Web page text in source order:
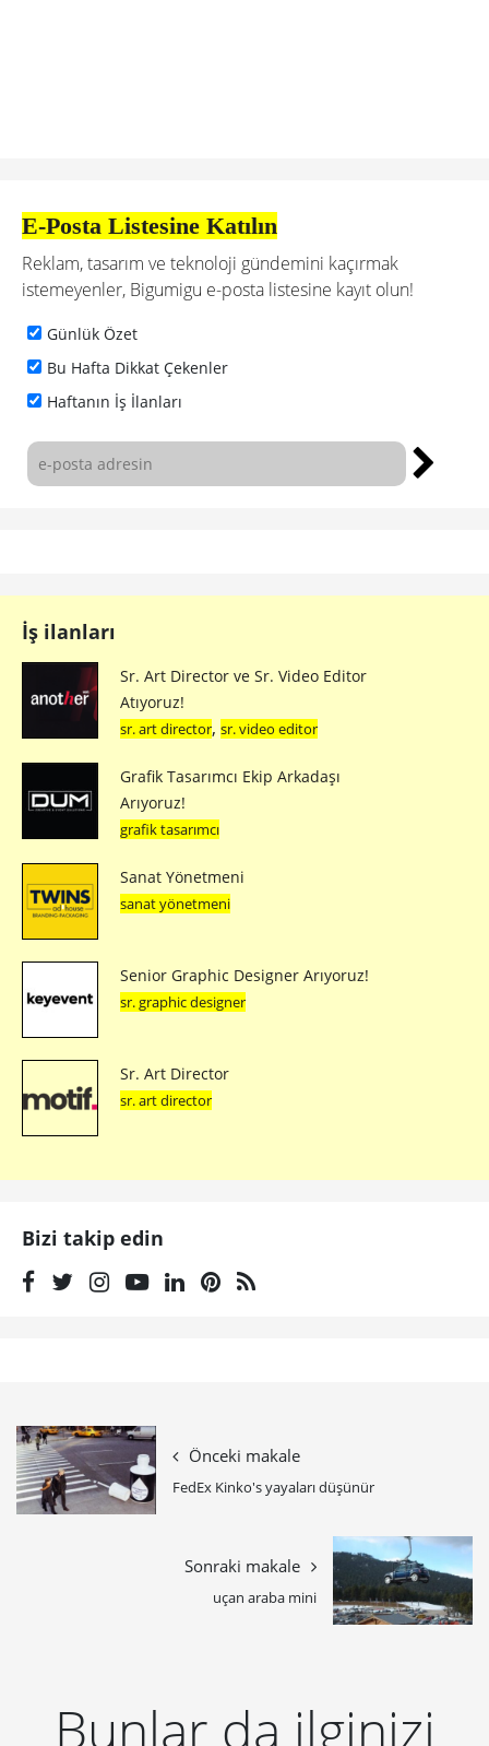
E-Posta Listesine Katılın
Reklam, tasarım ve teknoloji gündemini kaçırmak
istemeyenler, Bigumigu e-posta listesine kayıt olun!
Günlük Özet
Bu Hafta Dikkat Çekenler
Haftanın İş İlanları
İş ilanları
Sr. Art Director ve Sr. Video Editor
Atıyoruz!
sr. art director, sr. video editor
Grafik Tasarımcı Ekip Arkadaşı
Arıyoruz!
grafik tasarımcı
Sanat Yönetmeni
sanat yönetmeni
Senior Graphic Designer Arıyoruz!
sr. graphic designer
Sr. Art Director
sr. art director
Bizi takip edin
Önceki makale
FedEx Kinko's yayaları düşünür
Sonraki makale
uçan araba mini
Bunlar da ilginizi